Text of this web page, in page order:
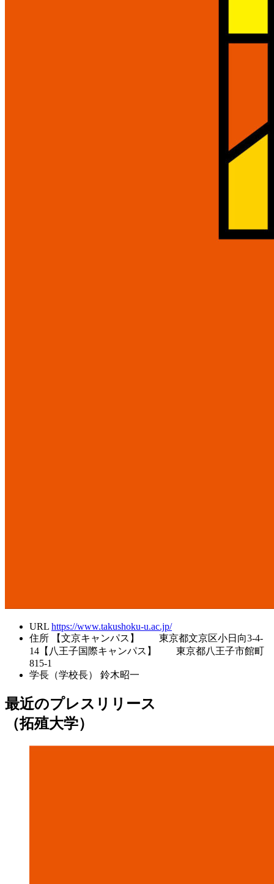
URL https://www.takushoku-u.ac.jp/
住所
【文京キャンパス】 東京都文京区小日向3-4-
14【八王子国際キャンパス】 東京都八王子市館町
815-1
学長（学校長）
鈴木昭一
最近のプレスリリース
（拓殖大学）